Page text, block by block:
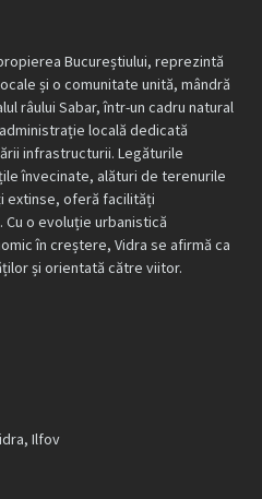
Bucureștiului, reprezintă
și o comunitate unită, mândră
râului Sabar, într-un cadru natural
locală dedicată
infrastructurii. Legăturile
învecinate, alături de terenurile
extinse, oferă facilități
o evoluție urbanistică
în creștere, Vidra se afirmă ca
și orientată către viitor.
Ilfov